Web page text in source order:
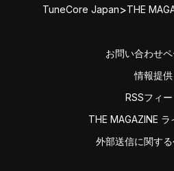
TuneCore Japan>THE
お問い合わせ
情報提供
RSSフィー
THE MAGAZINE
外部送信に関す